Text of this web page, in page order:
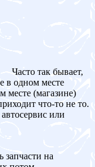
Часто так бывает,
в одном месте
месте (магазине)
что-то не то.
или
запчасти на